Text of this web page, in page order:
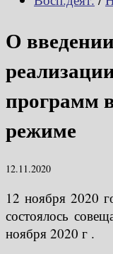
О
программ
режиме
12.11.2020
12 ноября 2020
состоялось
ноября 2020 г .